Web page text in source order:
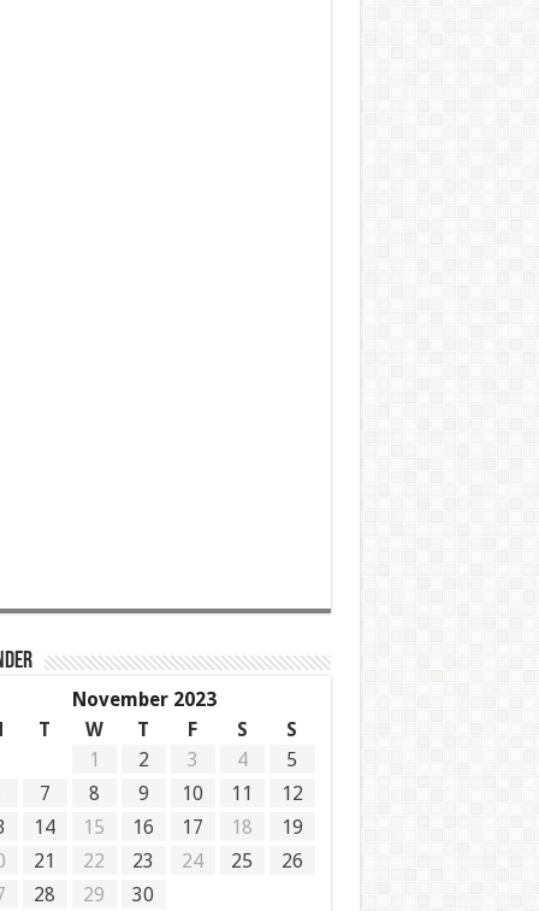
November 2023
T W T F S
S
1
2 3 4
5
7 8 9 10 11
12
14 15 16 17 18
19
21 22 23 24 25
26
28 29 30